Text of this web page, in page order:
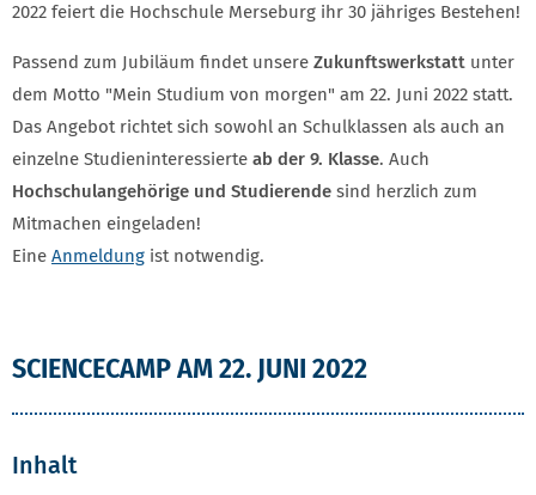
2022 feiert die Hochschule Merseburg ihr 30 jähriges Bestehen!
Passend zum Jubiläum findet unsere Zukunftswerkstatt unter
dem Motto "Mein Studium von morgen" am 22. Juni 2022 statt.
Das Angebot richtet sich sowohl an Schulklassen als auch an
einzelne Studieninteressierte ab der 9. Klasse. Auch
Hochschulangehörige und Studierende sind herzlich zum
Mitmachen eingeladen!
Eine Anmeldung ist notwendig.
SCIENCECAMP AM 22. JUNI 2022
Inhalt